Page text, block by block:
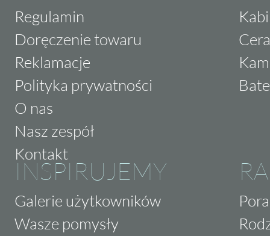
Regulamin
Doręczenie towaru
Reklamacje
Polityka prywatności
O nas
Nasz zespół
Kontakt
INSPIRUJEMY
Galerie użytkowników
Wasze pomysły